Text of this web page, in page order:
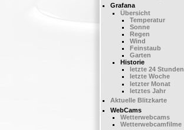
Grafana
Übersicht
Temperatur
Sonne
Regen
Wind
Feinstaub
Garten
Historie
letzte 24 Stunden
letzte Woche
letzter Monat
letztes Jahr
Aktuelle Blitzkarte
WebCams
Wetterwebcams
Wetterwebcamfilme